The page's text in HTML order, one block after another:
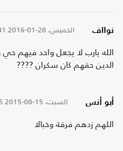
نوااف الخميس، 28-01-2016
الله يارب لا يجعل واحد فيهم
الدين حقهم كان سكران ????
أبو أنس السبت، 15-08-2015
اللهم زدهم فرقة وخبالا